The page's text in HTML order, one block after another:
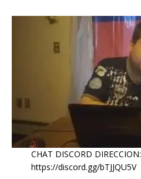
CHAT DISCORD DIRECCION:
https://discord.gg/bTJJQU5V